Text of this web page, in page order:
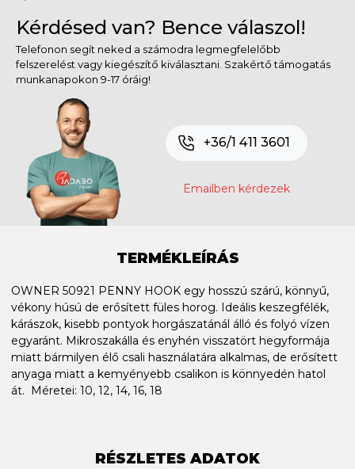
Kérdésed van? Bence válaszol!
Telefonon segít neked a számodra legmegfelelőbb
felszerelést vagy kiegészítő kiválasztani. Szakértő támogatás
munkanapokon 9-17 óráig!
+36/1 411 3601
Emailben kérdezek
TERMÉKLEÍRÁS
OWNER 50921 PENNY HOOK egy hosszú szárú, könnyű,
vékony húsú de erősített füles horog. Ideális keszegfélék,
kárászok, kisebb pontyok horgászatánál álló és folyó vízen
egyaránt. Mikroszakálla és enyhén visszatört hegyformája
miatt bármilyen élő csali használatára alkalmas, de erősített
anyaga miatt a kemyényebb csalikon is könnyedén hatol
át. Méretei: 10, 12, 14, 16, 18
RÉSZLETES ADATOK